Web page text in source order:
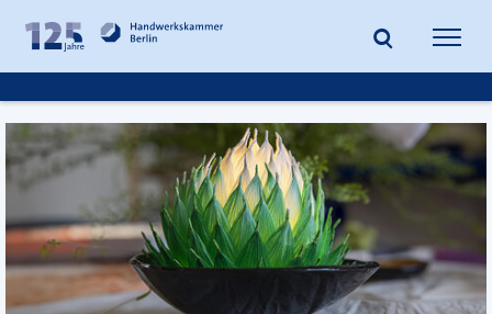
Inhalt
springen
Fußzeile
springen
Suche